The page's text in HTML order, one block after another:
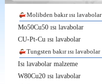
Molibden bakır ısı lavabolar
Mo50Cu50 ısı lavabolar
CU-Pt-Cu ısı lavabolar
Tungsten bakır ısı lavabolar
Isı lavabolar malzeme
W80Cu20 ısı lavabolar